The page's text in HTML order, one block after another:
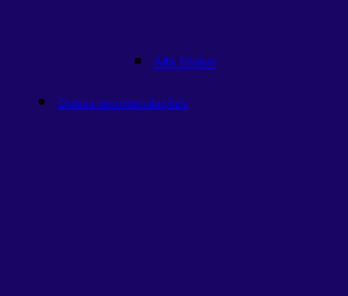
Alfa Global
Outras recomendações